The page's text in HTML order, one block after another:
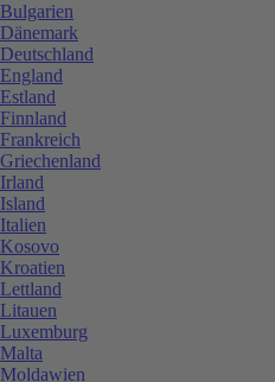
Bulgarien
Dänemark
Deutschland
England
Estland
Finnland
Frankreich
Griechenland
Irland
Island
Italien
Kosovo
Kroatien
Lettland
Litauen
Luxemburg
Malta
Moldawien